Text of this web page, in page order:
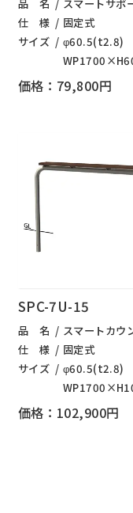
品 名
スマートサポ
仕 様
固定式
サイズ
φ60.5(t2.8)
価格：79,800円
SPC-7U-15
品 名
スマートカウ
仕 様
固定式
サイズ
φ60.5(t2.8)
価格：102,900円